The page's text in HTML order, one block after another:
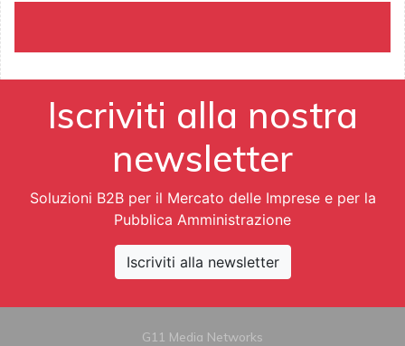
Iscriviti alla nostra
newsletter
Soluzioni B2B per il Mercato delle Imprese e per la
Pubblica Amministrazione
Iscriviti alla newsletter
G11 Media Networks